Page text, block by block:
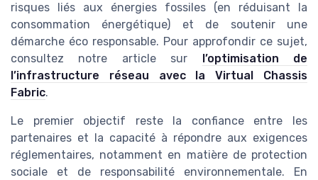
risques liés aux énergies fossiles (en réduisant la
consommation énergétique) et de soutenir une
démarche éco responsable. Pour approfondir ce sujet,
consultez notre article sur
l’optimisation de
l’infrastructure réseau avec la Virtual Chassis
Fabric.
Le premier objectif reste la confiance entre les
partenaires et la capacité à répondre aux exigences
réglementaires, notamment en matière de protection
sociale et de responsabilité environnementale. En